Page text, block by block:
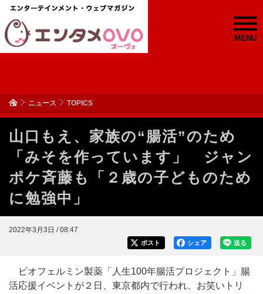
MENU
ニュース TOPICS
山口もえ、家族の“腸活”のため
「みそを作っています」 ジャン
ポケ斉藤も「２歳の子どものため
に勉強中」
2022年3月3日 / 08:47
送る
シェア
ポスト
ビオフェルミン製薬「人生100年腸活プロジェクト」腸
活応援イベントが２日、東京都内で行われ、お笑いトリ